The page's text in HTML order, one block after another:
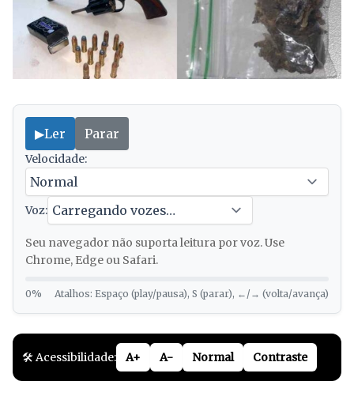
▶Ler Parar
Velocidade:
Voz:
Seu navegador não suporta leitura por voz. Use
Chrome, Edge ou Safari.
0% Atalhos: Espaço (play/pausa), S (parar), ←/→ (volta/avança)
🛠️ Acessibilidade: A+ A- Normal Contraste